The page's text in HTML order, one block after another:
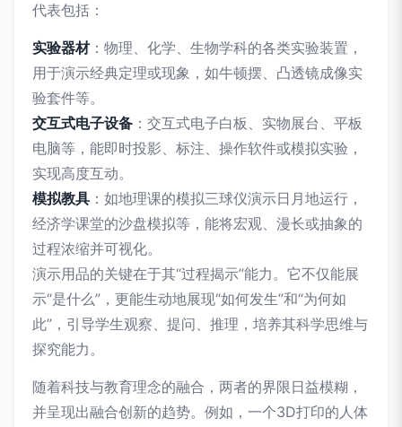
代表包括：
实验器材：物理、化学、生物学科的各类实验装置，
用于演示经典定理或现象，如牛顿摆、凸透镜成像实
验套件等。
交互式电子设备 ：交互式电子白板、实物展台、平板
电脑等，能即时投影、标注、操作软件或模拟实验，
实现高度互动。
模拟教具 ：如地理课的模拟三球仪演示日月地运行，
经济学课堂的沙盘模拟等，能将宏观、漫长或抽象的
过程浓缩并可视化。
演示用品的关键在于其“过程揭示”能力。它不仅能展
示“是什么”，更能生动地展现“如何发生”和“为何如
此”，引导学生观察、提问、推理，培养其科学思维与
探究能力。
随着科技与教育理念的融合，两者的界限日益模糊，
并呈现出融合创新的趋势。例如，一个3D打印的人体